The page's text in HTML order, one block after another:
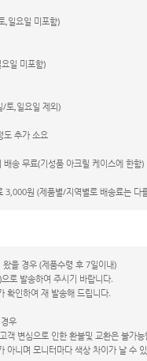
,일요일 미포함)
일 미포함)
/토,일요일 제외)
추가 소요
송 무료(기성품 아크릴 케이스에 한함)
3,000원 (제품별/지역별로 배송료는 다
을 경우 (제품수령 후 7일이내)
로 발송하여 주시기 바랍니다.
확인하여 재 발송해 드립니다.
우
객 변심으로 인한 환불및 교환은 불가능
아니며 모니터마다 색상 차이가 날 수